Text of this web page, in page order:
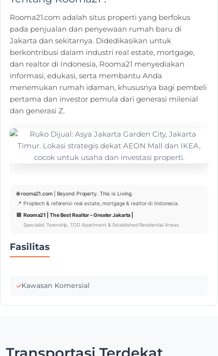
Rooma21.com adalah situs properti yang berfokus
pada penjualan dan penyewaan rumah baru di
Jakarta dan sekitarnya. Didedikasikan untuk
berkontribusi dalam industri real estate, mortgage,
dan realtor di Indonesia, Rooma21 menyediakan
informasi, edukasi, serta membantu Anda
menemukan rumah idaman, khususnya bagi pembeli
pertama dan investor pemula dari generasi milenial
dan generasi Z.
🌐rooma21.com| Beyond Property. This is Living.
📍 Proptech & referensi real estate, mortgage & realtor di Indonesia.
🏢 Rooma21 | The Best Realtor – Greater Jakarta |
Specialist Township, TOD Apartment & Established Residential Areas.
Fasilitas
Kawasan Komersial